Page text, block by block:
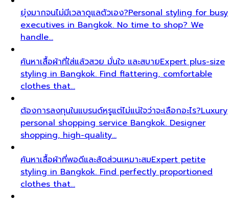
ยุ่งมากจนไม่มีเวลาดูแลตัวเอง?Personal styling for busy
executives in Bangkok. No time to shop? We
handle…
ค้นหาเสื้อผ้าที่ใส่แล้วสวย มั่นใจ และสบายExpert plus-size
styling in Bangkok. Find flattering, comfortable
clothes that…
ต้องการลงทุนในแบรนด์หรูแต่ไม่แน่ใจว่าจะเลือกอะไร?Luxury
personal shopping service Bangkok. Designer
shopping, high-quality…
ค้นหาเสื้อผ้าที่พอดีและสัดส่วนเหมาะสมExpert petite
styling in Bangkok. Find perfectly proportioned
clothes that…